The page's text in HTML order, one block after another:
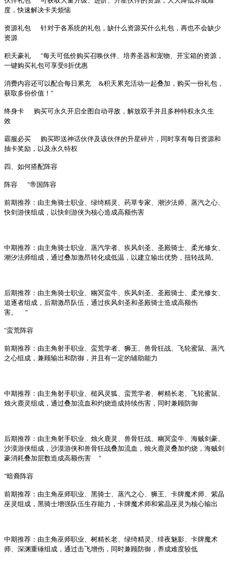
度，快速解决卡关烦恼
资源礼包
针对于各系统的礼包，缺什么资源买什么礼包，再也不会缺少
资源
积天豪礼
"每天可低价购买召唤伙伴、培养圣器和宠物、开宝箱的资源，
一键购买礼包可享受8折优惠
消费内容还可以配合每日累充
&积天累充活动一起叠加，购买一份礼包，
获取多份价值！"
终身卡
购买可永久开启全图自动寻敌，解放双手并且多种特权永久生
效
霸服必买
购买即送神话伙伴及该伙伴的升星碎片，同时享有每日资源和
抽卡奖励，以及永久特权
四、如何搭配阵容
阵容 "帝国阵容
前期推荐：由主角骑士职业、绿绮精灵、药草专家、潮汐法师、蒸汽之心、
快剑游侠组成，以快剑游侠为核心造成高额伤害
中期推荐：由主角骑士职业、蒸汽学者、疾风剑圣、圣殿骑士、柔光修女、
潮汐法师组成，通过叠加激昂转化成低温，以建立输出优势，扭转战局。
后期推荐：由主角骑士职业、幽冥蛮牛、疾风剑圣、圣殿骑士、柔光修女、
追逐者组成，后期激昂队伍，通过疾风剑圣和圣殿骑士造成高额伤
害。
"
"蛮荒阵容
前期推荐：由主角射手职业、蛮荒学者、狮王、兽骨狂战、飞轮蜜鼠、蒸汽
之心组成，兼顾输出和防御，并且有一定的辅助能力
中期推荐：由主角射手职业、槌风灵狐、蛮荒学者、树精长老、飞轮蜜鼠、
烛火鹿灵组成，通过叠加流血和灼烧造成持续伤害，同时兼顾防御
后期推荐：由主角射手职业、烛火鹿灵、兽骨狂战、幽冥蛮牛、海贼剑豪、
沙漠游侠组成，沙漠游侠和兽骨狂战叠加流血，烛火鹿灵叠加灼烧，海贼剑
豪消耗叠加层数造成高额伤害
"
"暗裔阵容
前期推荐：由主角巫师职业、黑骑士、蒸汽之心、狮王、卡牌魔术师、紫晶
巫灵组成，黑骑士增强队伍生存能力，卡牌魔术师和紫晶巫灵为核心输出
中期推荐：由主角巫师职业、树精长老、绿绮精灵、绯夜魅影、卡牌魔术
师、深渊重锤组成，通过击飞增伤，同时兼顾防御，养成难度较低